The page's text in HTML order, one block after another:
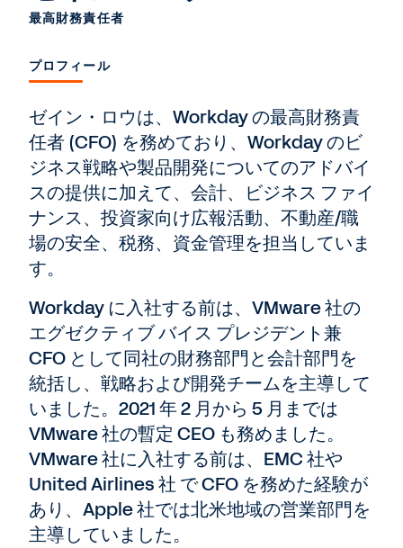
最高財務責任者
プロフィール
ゼイン・ロウは、Workday の最高財務責
任者 (CFO) を務めており、Workday のビ
ジネス戦略や製品開発についてのアドバイ
スの提供に加えて、会計、ビジネス ファイ
ナンス、投資家向け広報活動、不動産/職
場の安全、税務、資金管理を担当していま
す。
Workday に入社する前は、VMware 社の
エグゼクティブ バイス プレジデント兼
CFO として同社の財務部門と会計部門を
統括し、戦略および開発チームを主導して
いました。2021 年 2 月から 5 月までは
VMware 社の暫定 CEO も務めました。
VMware 社に入社する前は、EMC 社や
United Airlines 社 で CFO を務めた経験が
あり、Apple 社では北米地域の営業部門を
主導していました。